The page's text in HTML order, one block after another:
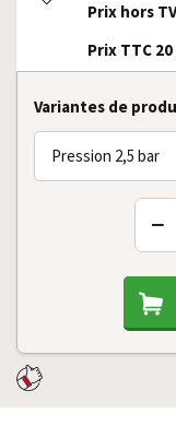
Prix hors
Prix TTC 20
Variantes de
Pression 2,5 bar
−